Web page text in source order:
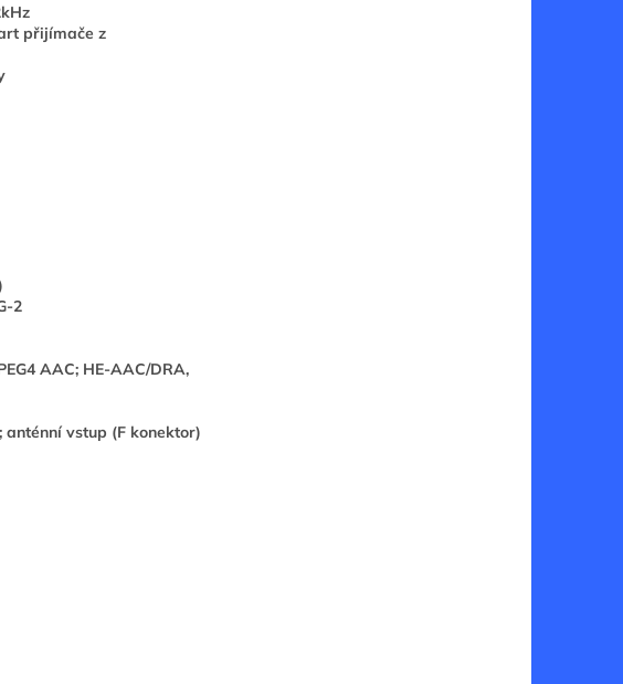
přijímače z
2
AAC; HE-AAC/DRA,
anténní vstup (F konektor)